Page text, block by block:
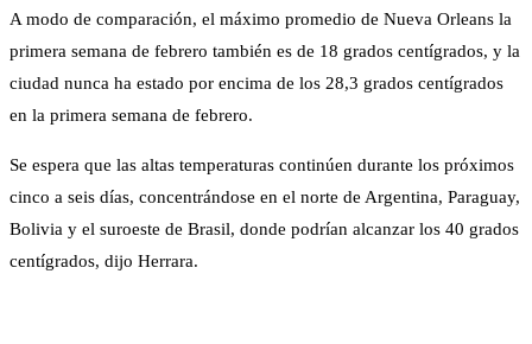
A modo de comparación, el máximo promedio de Nueva Orleans la
primera semana de febrero también es de 18 grados centígrados, y la
ciudad nunca ha estado por encima de los 28,3 grados centígrados
en la primera semana de febrero.
Se espera que las altas temperaturas continúen durante los próximos
cinco a seis días, concentrándose en el norte de Argentina, Paraguay,
Bolivia y el suroeste de Brasil, donde podrían alcanzar los 40 grados
centígrados, dijo Herrara.